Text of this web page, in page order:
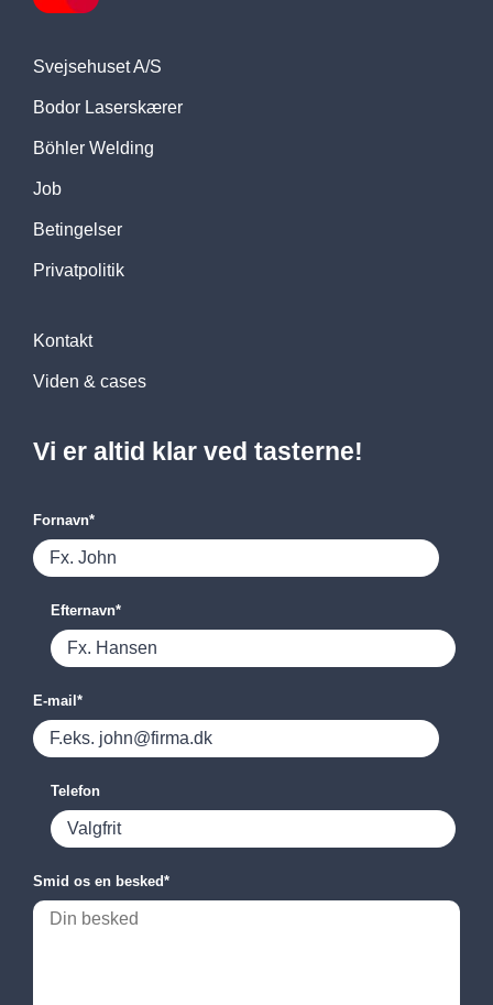
Svejsehuset A/S
Bodor Laserskærer
Böhler Welding
Job
Betingelser
Privatpolitik
Kontakt
Viden & cases
Vi er altid klar ved tasterne!
Fornavn*
Efternavn*
E-mail *
Telefon
Smid os en besked*